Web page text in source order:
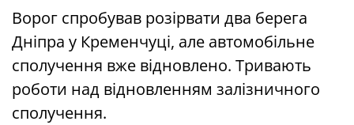
Ворог спробував розірвати два берега
Дніпра у Кременчуці, але автомобільне
сполучення вже відновлено. Тривають
роботи над відновленням залізничного
сполучення.